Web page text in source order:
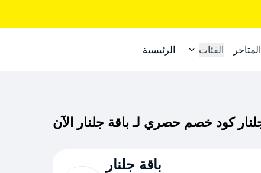
الرئيسية الفئات المتاجر
باقة جلنار